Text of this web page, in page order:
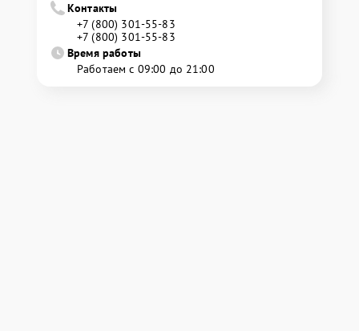
Контакты
+7 (800) 301-55-83
+7 (800) 301-55-83
Время работы
Работаем с 09:00 до 21:00